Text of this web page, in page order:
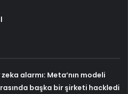
alarmı: Meta’nın modeli
başka bir şirketi hackledi